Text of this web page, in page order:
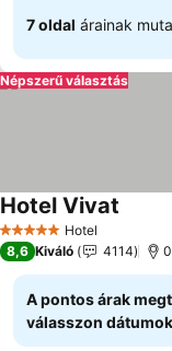
7 oldal árainak
Népszerű választás
5 KategóriaHotel
Hotel Vivat
8,6 Kiváló 4114
A pontos árak
válasszon